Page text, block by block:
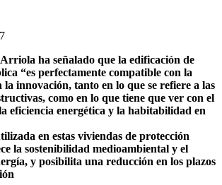
ha señalado que la edificación de
“es perfectamente compatible con la
la innovación, tanto en lo que se refiere a las
como en lo que tiene que ver con el
eficiencia energética y la habitabilidad en
en estas viviendas de protección
la sostenibilidad medioambiental y el
y posibilita una reducción en los plazos